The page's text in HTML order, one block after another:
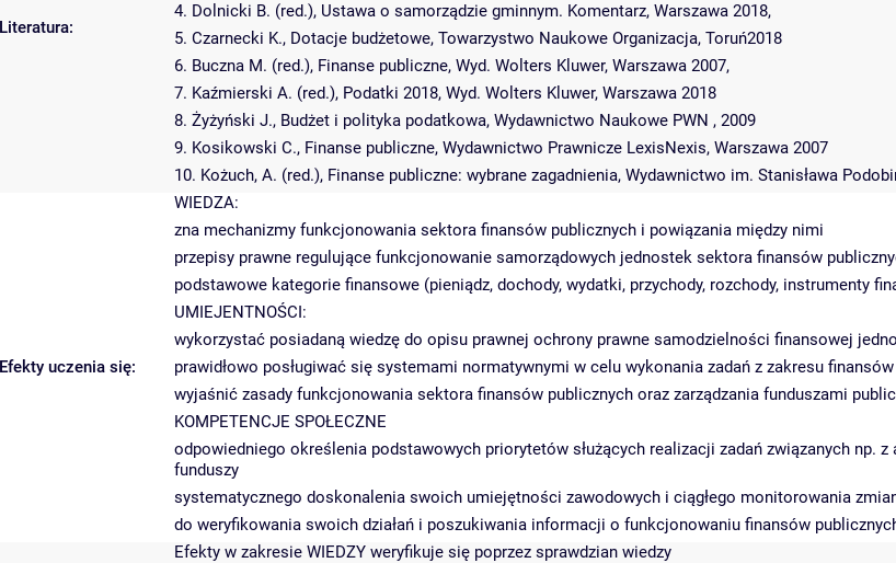
Literatura:
4. Dolnicki B. (red.), Ustawa o samorządzie gminnym. Komentarz, Warszawa 2018,
5. Czarnecki K., Dotacje budżetowe, Towarzystwo Naukowe Organizacja, Toruń2018
6. Buczna M. (red.), Finanse publiczne, Wyd. Wolters Kluwer, Warszawa 2007,
7. Kaźmierski A. (red.), Podatki 2018, Wyd. Wolters Kluwer, Warszawa 2018
8. Żyżyński J., Budżet i polityka podatkowa, Wydawnictwo Naukowe PWN , 2009
9. Kosikowski C., Finanse publiczne, Wydawnictwo Prawnicze LexisNexis, Warszawa 2007
10. Kożuch, A. (red.), Finanse publiczne: wybrane zagadnienia, Wydawnictwo im. Stanisława
Efekty uczenia się:
WIEDZA:
zna mechanizmy funkcjonowania sektora finansów publicznych i powiązania między nimi
przepisy prawne regulujące funkcjonowanie samorządowych jednostek sektora finansów
podstawowe kategorie finansowe (pieniądz, dochody, wydatki, przychody, rozchody, instrumenty
UMIEJENTNOŚCI:
wykorzystać posiadaną wiedzę do opisu prawnej ochrony prawne samodzielności finansowej
prawidłowo posługiwać się systemami normatywnymi w celu wykonania zadań z zakresu
wyjaśnić zasady funkcjonowania sektora finansów publicznych oraz zarządzania funduszami
KOMPETENCJE SPOŁECZNE
odpowiedniego określenia podstawowych priorytetów służących realizacji zadań związanych np.
funduszy
systematycznego doskonalenia swoich umiejętności zawodowych i ciągłego monitorowania
do weryfikowania swoich działań i poszukiwania informacji o funkcjonowaniu finansów
Efekty w zakresie WIEDZY weryfikuje się poprzez sprawdzian wiedzy